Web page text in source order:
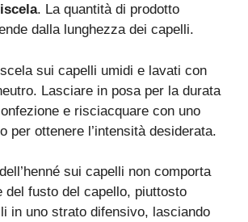
. La quantità di prodotto
dalla lunghezza dei capelli.
sui capelli umidi e lavati con
Lasciare in posa per la durata
e risciacquare con uno
per ottenere l’intensità desiderata.
sui capelli non comporta
del fusto del capello, piuttosto
in uno strato difensivo, lasciando